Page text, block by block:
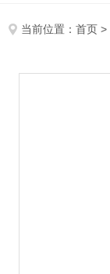
当前位置：首页 >